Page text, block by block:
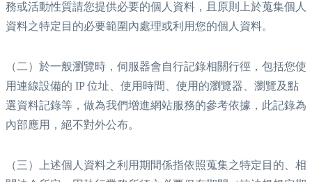
務或活動性質請您提供必要的個人資料，且原則上於蒐集個人
資料之特定目的必要範圍內處理或利用您的個人資料。
（二）於一般瀏覽時，伺服器會自行記錄相關行徑，包括您使
用連線設備的 IP 位址、使用時間、使用的瀏覽器、瀏覽及點
選資料記錄等，做為我們增進網站服務的參考依據，此記錄為
內部應用，絕不對外公布。
（三）上述個人資料之利用期間係指依照蒐集之特定目的、相